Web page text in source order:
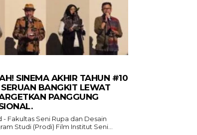
SINEMA AKHIR TAHUN #10
SERUAN BANGKIT LEWAT
PANGGUNG
Fakultas Seni Rupa dan Desain
Studi (Prodi) Film Institut Seni...